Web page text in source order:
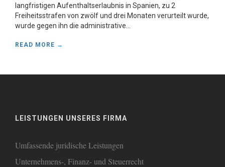
langfristigen Aufenthaltserlaubnis in Spanien, zu 2
Freiheitsstrafen von zwölf und drei Monaten verurteilt wurde,
wurde gegen ihn die administrative...
READ MORE →
LEISTUNGEN UNSERES FIRMA
Umfassende juridische Leistungen
Unternehmens-, Finanz- und Steuerrecht